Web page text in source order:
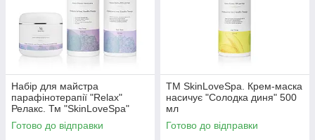
Набір для майстра
парафінотерапії "Relax"
Релакс. Тм "SkinLoveSpa"
Готово до відправки
ТМ SkinLoveSpa. Крем-маска
насичує "Солодка диня" 500
мл
Готово до відправки